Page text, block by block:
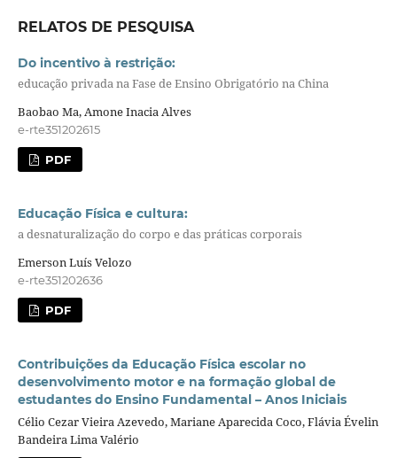
RELATOS DE PESQUISA
Do incentivo à restrição:
educação privada na Fase de Ensino Obrigatório na China
Baobao Ma, Amone Inacia Alves
e-rte351202615
PDF
Educação Física e cultura:
a desnaturalização do corpo e das práticas corporais
Emerson Luís Velozo
e-rte351202636
PDF
Contribuições da Educação Física escolar no
desenvolvimento motor e na formação global de
estudantes do Ensino Fundamental – Anos Iniciais
Célio Cezar Vieira Azevedo, Mariane Aparecida Coco, Flávia Évelin
Bandeira Lima Valério